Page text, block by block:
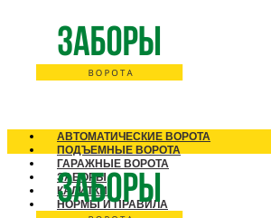
АВТОМАТИЧЕСКИЕ ВОРОТА
ПОДЪЕМНЫЕ ВОРОТА
ГАРАЖНЫЕ ВОРОТА
ЗАБОРЫ
КАЛИТКИ
НОРМЫ И ПРАВИЛА